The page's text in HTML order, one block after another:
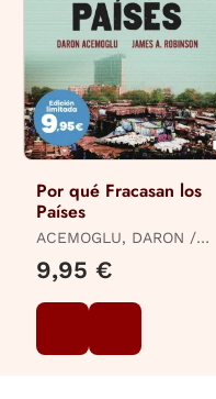
Por qué Fracasan los
Países
ACEMOGLU, DARON /
9,95 €